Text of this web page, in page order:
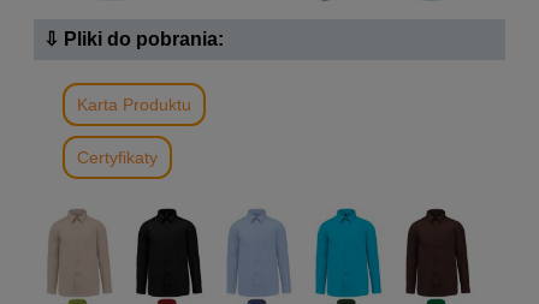
⇩ Pliki do pobrania:
Karta Produktu
Certyfikaty